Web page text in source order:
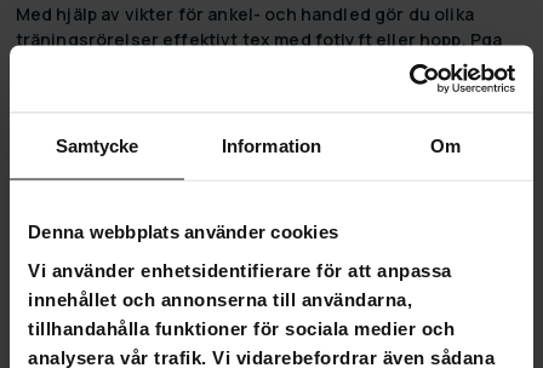
Samtycke Information Om
Denna webbplats använder cookies
Vi använder enhetsidentifierare för att anpassa
innehållet och annonserna till användarna,
tillhandahålla funktioner för sociala medier och
analysera vår trafik. Vi vidarebefordrar även sådana
Med hjälp av vikter för ankel- och handled gör du olika
träningsrörelser effektivt tex med fotlyft eller hopp. Pga
sin fina formning är vikterna behagliga att använda.
5,0 Baserat på 2 recensioner
2
0